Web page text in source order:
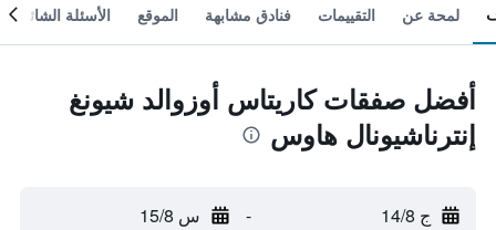
لمحة عن التقييمات فنادق مشابهة الموقع الأسئلة الشائعة
أفضل صفقات كاريتاس أوزوالد شيونغ
إنترناشيونال هاوس
ج 14/8 - س 15/8